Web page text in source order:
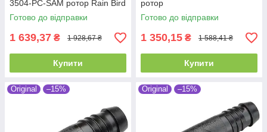
3504-PC-SAM ротор Rain Bird
Готово до відправки
1 639,37 ₴ 1 928,67 ₴
Купити
ротор
Готово до відправки
1 350,15 ₴ 1 588,41 ₴
Купити
Original –15% Original –15%